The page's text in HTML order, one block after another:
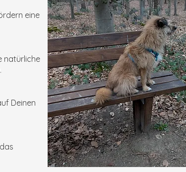
eine
natürliche
Deinen